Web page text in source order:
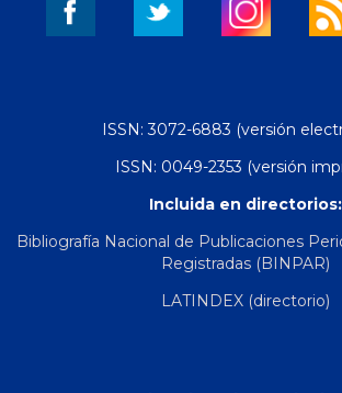
ISSN: 3072-6883 (versión
ISSN: 0049-2353 (versión
Incluida en directorios:
Bibliografía Nacional de Publicaciones
Registradas (BINPAR)
LATINDEX (directorio)